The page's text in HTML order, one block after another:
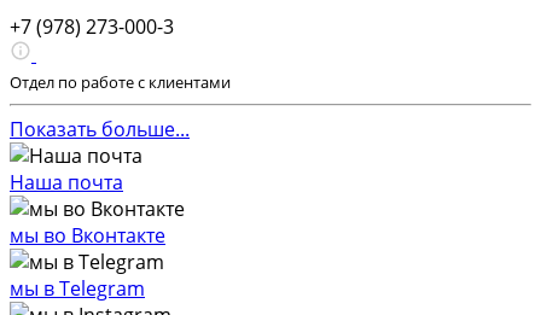
+7 (978) 273-000-3
Отдел по работе с клиентами
Показать больше...
Наша почта
мы во Вконтакте
мы в Telegram